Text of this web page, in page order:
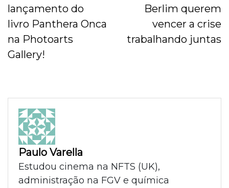
lançamento do
livro Panthera Onca
na Photoarts
Gallery!
Berlim querem
vencer a crise
trabalhando juntas
Paulo Varella
Estudou cinema na NFTS (UK),
administração na FGV e química